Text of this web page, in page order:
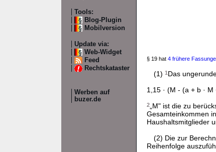
Tools:
Blog-Plugin
Mobilversion
Update via:
Web-Widget
Feed
Rechtskataster
Werben auf
buzer.de
§ 19 hat 4 frühere
(1) 1Das
1,15 · (M - (a + b · M
2 „M" ist die zu
Gesamteinkommen
Haushaltsmitglieder
(2) Die zur
Reihenfolge